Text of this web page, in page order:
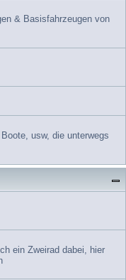
& Basisfahrzeugen von
usw, die unterwegs
ein Zweirad dabei, hier